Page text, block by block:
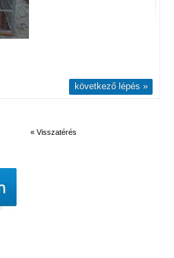
következő lépés »
« Visszatérés